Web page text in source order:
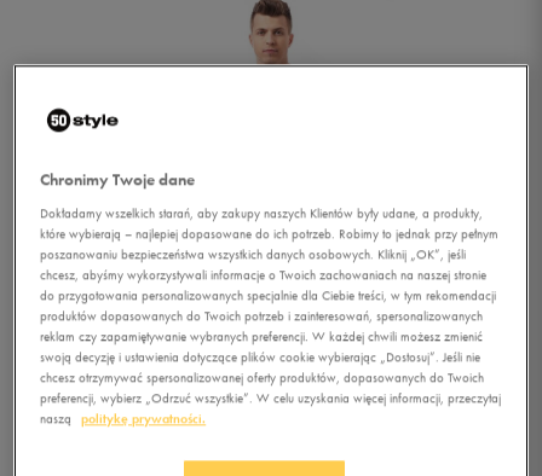
1/5
Chronimy Twoje dane
Dokładamy wszelkich starań, aby zakupy naszych Klientów były udane, a produkty,
które wybierają – najlepiej dopasowane do ich potrzeb. Robimy to jednak przy pełnym
poszanowaniu bezpieczeństwa wszystkich danych osobowych. Kliknij „OK”, jeśli
chcesz, abyśmy wykorzystywali informacje o Twoich zachowaniach na naszej stronie
do przygotowania personalizowanych specjalnie dla Ciebie treści, w tym rekomendacji
produktów dopasowanych do Twoich potrzeb i zainteresowań, spersonalizowanych
reklam czy zapamiętywanie wybranych preferencji. W każdej chwili możesz zmienić
swoją decyzję i ustawienia dotyczące plików cookie wybierając „Dostosuj”. Jeśli nie
chcesz otrzymywać spersonalizowanej oferty produktów, dopasowanych do Twoich
preferencji, wybierz „Odrzuć wszystkie”. W celu uzyskania więcej informacji, przeczytaj
naszą
politykę prywatności.